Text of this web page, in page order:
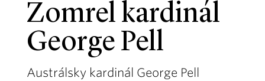
Zomrel kardinál
George Pell
Austrálsky kardinál George Pell